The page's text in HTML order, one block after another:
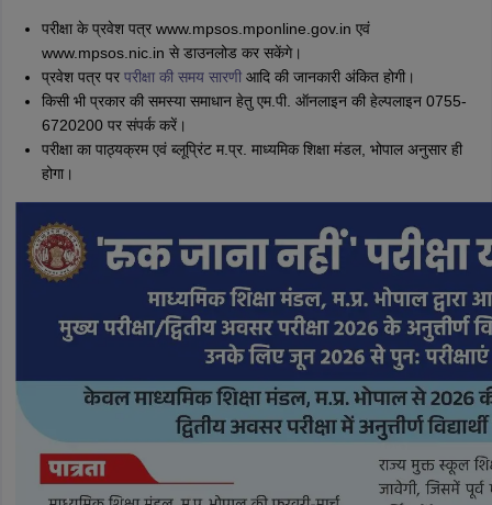
परीक्षा के प्रवेश पत्र www.mpsos.mponline.gov.in एवं
www.mpsos.nic.in से डाउनलोड कर सकेंगे।
प्रवेश पत्र पर परीक्षा की समय सारणीआदि की जानकारी अंकित होगी।
किसी भी प्रकार की समस्या समाधान हेतु एम.पी. ऑनलाइन की हेल्पलाइन 0755-
6720200 पर संपर्क करें।
परीक्षा का पाठ्यक्रम एवं ब्लूप्रिंट म.प्र. माध्यमिक शिक्षा मंडल, भोपाल अनुसार ही
होगा।